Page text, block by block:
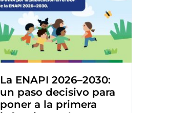
La ENAPI 2026–2030:
un paso decisivo para
poner a la primera